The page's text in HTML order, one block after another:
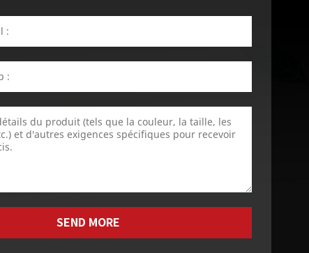
SEND MORE